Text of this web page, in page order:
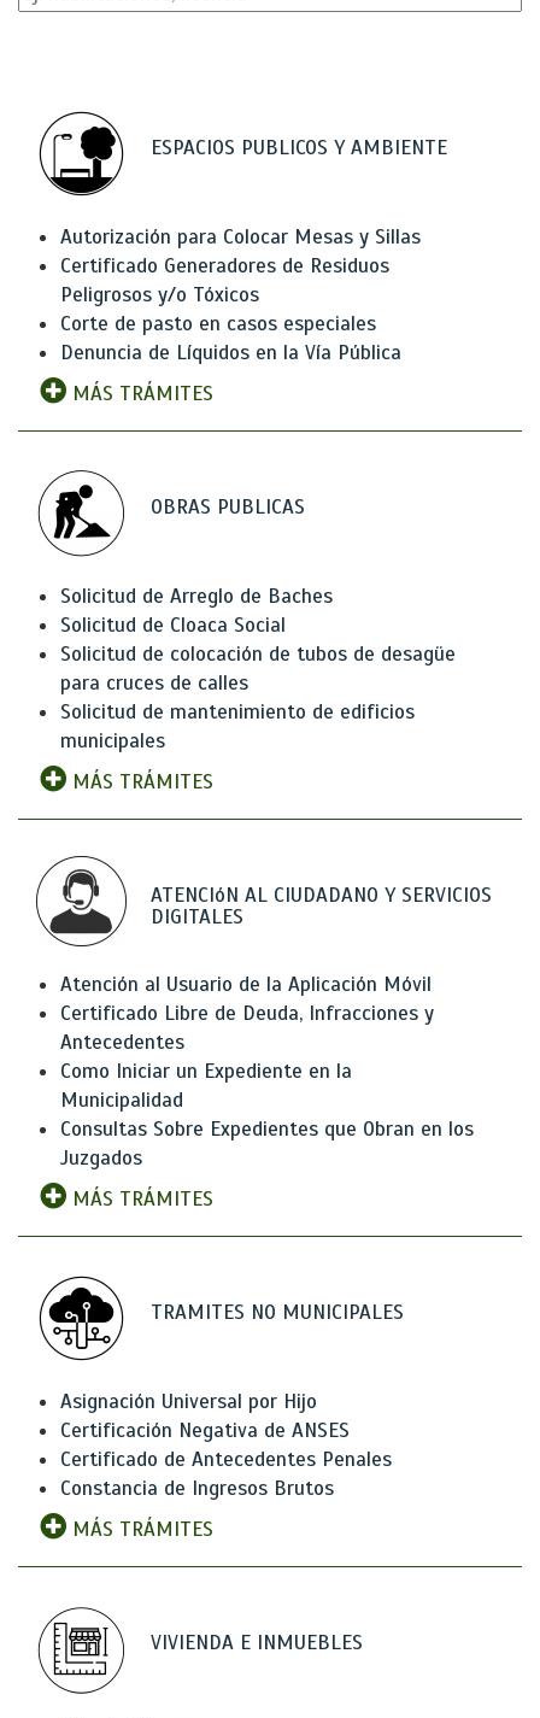
ESPACIOS PUBLICOS Y AMBIENTE
Autorización para Colocar Mesas y Sillas
Certificado Generadores de Residuos
Peligrosos y/o Tóxicos
Corte de pasto en casos especiales
Denuncia de Líquidos en la Vía Pública
MÁS TRÁMITES
OBRAS PUBLICAS
Solicitud de Arreglo de Baches
Solicitud de Cloaca Social
Solicitud de colocación de tubos de desagüe
para cruces de calles
Solicitud de mantenimiento de edificios
municipales
MÁS TRÁMITES
ATENCIóN AL CIUDADANO Y SERVICIOS
DIGITALES
Atención al Usuario de la Aplicación Móvil
Certificado Libre de Deuda, Infracciones y
Antecedentes
Como Iniciar un Expediente en la
Municipalidad
Consultas Sobre Expedientes que Obran en los
Juzgados
MÁS TRÁMITES
TRAMITES NO MUNICIPALES
Asignación Universal por Hijo
Certificación Negativa de ANSES
Certificado de Antecedentes Penales
Constancia de Ingresos Brutos
MÁS TRÁMITES
VIVIENDA E INMUEBLES